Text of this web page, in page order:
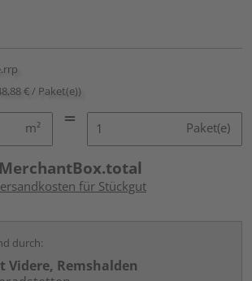
€ / Paket(e))
m² Paket(e)
für Stückgut
durch:
Videre, Remshalden